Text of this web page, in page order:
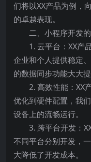
们将以XX产品为例，
的卓越表现。
二、小程序开发
1. 云平台：XX产
企业和个人提供稳定
的数据同步功能大大
2. 高效性能：XX
优化到硬件配置，我
设备上的流畅运行。
3. 跨平台开发：
不同平台分别开发，
大降低了开发成本。